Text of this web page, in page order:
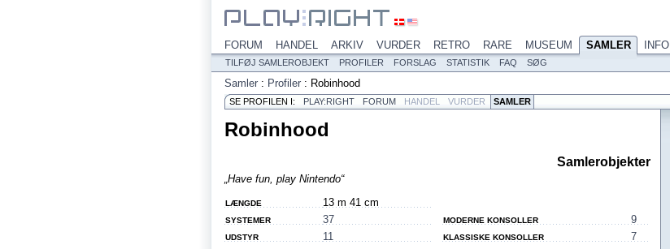
FORUM HANDEL ARKIV VURDER RETRO RARE MUSEUM SAMLER INFO
TILFØJ SAMLEROBJEKT PROFILER FORSLAG STATISTIK FAQ SØG
Samler : Profiler : Robinhood
SE PROFILEN I: PLAY:RIGHT FORUM HANDEL VURDER SAMLER
Robinhood
Samlerobjekter
„Have fun, play Nintendo“
LÆNGDE 13 m 41 cm
SYSTEMER 37
UDSTYR 11
MODERNE KONSOLLER 9
KLASSISKE KONSOLLER 7